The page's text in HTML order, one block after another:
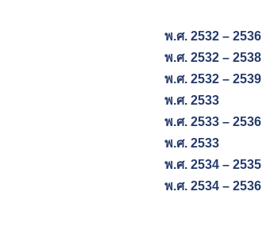
พ.ศ. 2532 – 2536
พ.ศ. 2532 – 2538
พ.ศ. 2532 – 2539
พ.ศ. 2533
พ.ศ. 2533 – 2536
พ.ศ. 2533
พ.ศ. 2534 – 2535
พ.ศ. 2534 – 2536